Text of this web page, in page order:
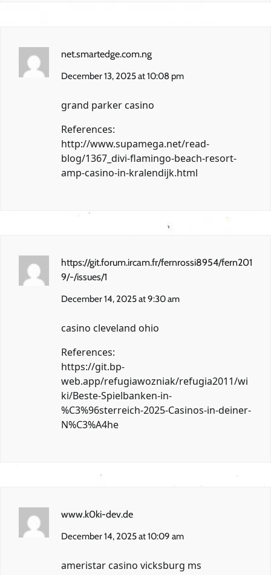
net.smartedge.com.ng
December 13, 2025 at 10:08 pm
grand parker casino
References:
http://www.supamega.net/read-
blog/1367_divi-flamingo-beach-resort-
amp-casino-in-kralendijk.html
https://git.forum.ircam.fr/fernrossi8954/fern201
9/-/issues/1
December 14, 2025 at 9:30 am
casino cleveland ohio
References:
https://git.bp-
web.app/refugiawozniak/refugia2011/wi
ki/Beste-Spielbanken-in-
%C3%96sterreich-2025-Casinos-in-deiner-
N%C3%A4he
www.k0ki-dev.de
December 14, 2025 at 10:09 am
ameristar casino vicksburg ms